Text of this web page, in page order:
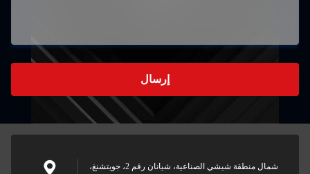
إرسال
شمال منطقة شيشي الصناعية، شيانان رقم 2، جويتشنغ،